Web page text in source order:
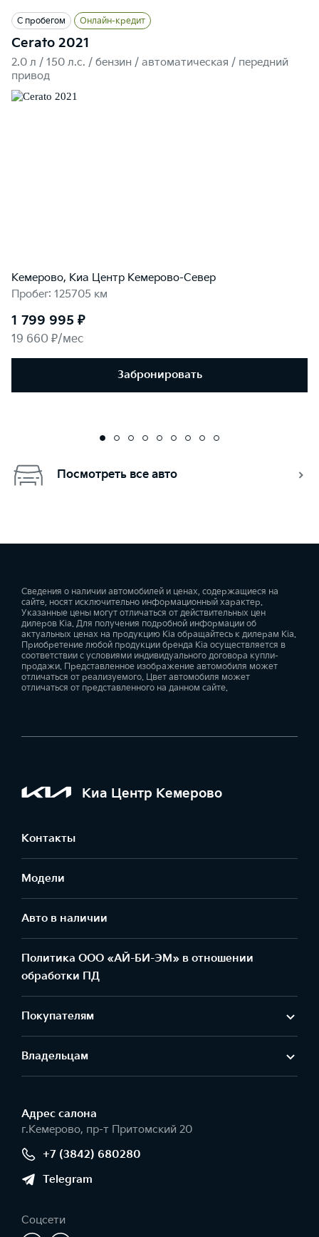
С пробегом Онлайн-кредит
Cerato 2021
2.0 л / 150 л.c. / бензин / автоматическая / передний
привод
Кемерово, Киа Центр Кемерово-Север
Пробег: 125705 км
1 799 995 ₽
19 660 ₽/мес
Забронировать
Посмотреть все авто
Сведения о наличии автомобилей и ценах, содержащиеся на
сайте, носят исключительно информационный характер.
Указанные цены могут отличаться от действительных цен
дилеров Kia. Для получения подробной информации об
актуальных ценах на продукцию Kia обращайтесь к дилерам Kia.
Приобретение любой продукции бренда Kia осуществляется в
соответствии с условиями индивидуального договора купли-
продажи. Представленное изображение автомобиля может
отличаться от реализуемого. Цвет автомобиля может
отличаться от представленного на данном сайте.
Киа Центр Кемерово
Контакты
Модели
Авто в наличии
Политика ООО «АЙ-БИ-ЭМ» в отношении
обработки ПД
Покупателям
Владельцам
Адрес салонa
г.Кемерово, пр-т Притомский 20
+7 (3842) 680280
Telegram
Соцсети